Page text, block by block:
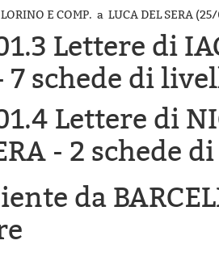
E COMP. a LUCA DEL SERA
Lettere di
7 schede di
Lettere di
- 2 schede
da